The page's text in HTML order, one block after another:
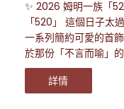
✨ 2026 姆明一族「
「520」 這個日子
一系列簡約可愛的首
於那份「不言而喻」
詳情